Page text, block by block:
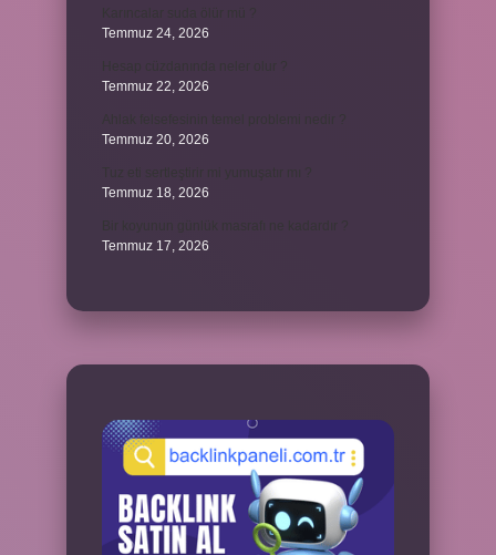
Temmuz 24, 2026
Temmuz 22, 2026
Temmuz 20, 2026
Temmuz 18, 2026
Temmuz 17, 2026